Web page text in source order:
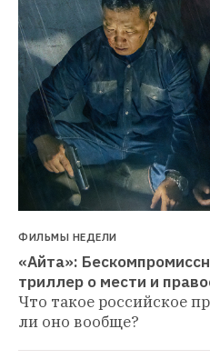
ФИЛЬМЫ НЕДЕЛИ
«Айта»:
триллер о мести и
Что такое российское
ли оно вообще?